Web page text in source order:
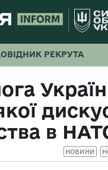
РЕКРУТА
в
НОВИНИ